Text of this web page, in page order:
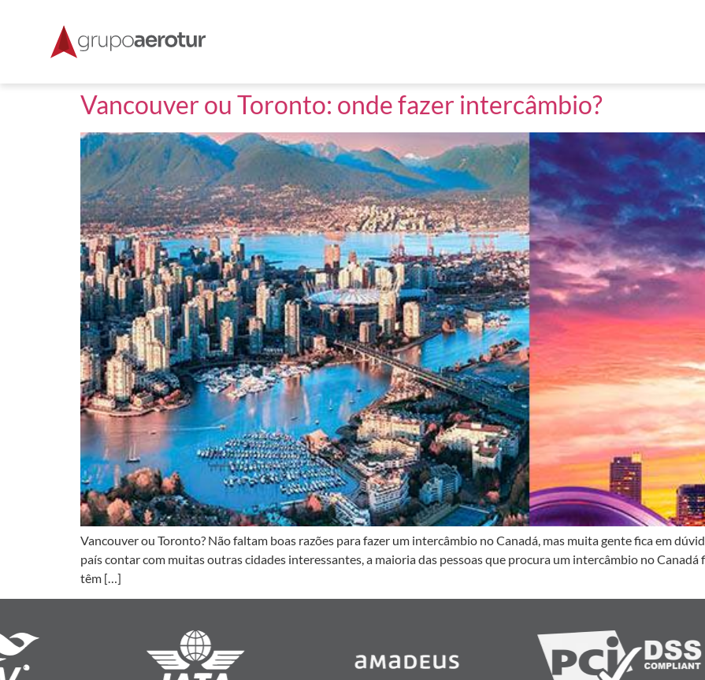
Vancouver ou Toronto: onde fazer intercâmbio?
Vancouver ou Toronto? Não faltam boas razões para fazer um intercâmbio no Canadá, mas muita gente fica em
país contar com muitas outras cidades interessantes, a maioria das pessoas que procura um intercâmbio no
têm […]